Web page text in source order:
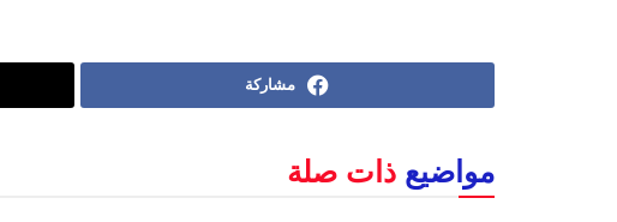
مشاركة
مواضيع ذات صلة